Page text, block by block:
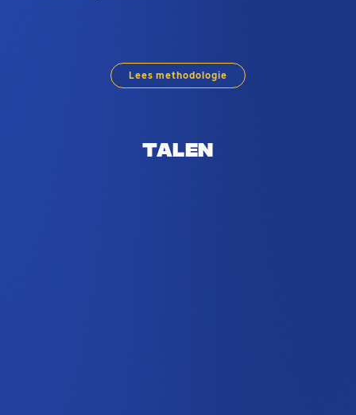
Albanees taalverdeling in Brussel. Op basis
Lees methodologie
Talen